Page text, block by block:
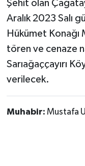
Şehit olan
Aralık 2023 Salı
Hükümet Konağı
tören ve cenaze
Sarıağaççayırı
verilecek.
Muhabir: Mustafa